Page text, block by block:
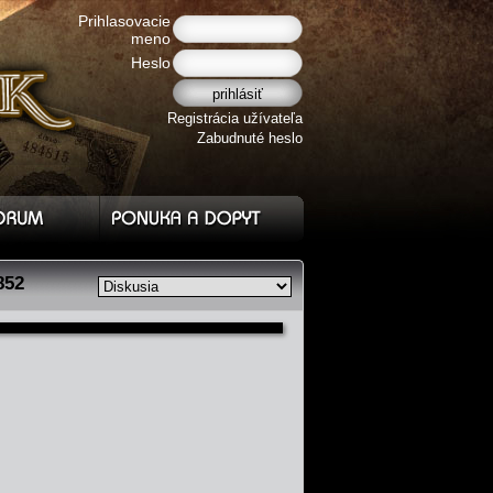
Prihlasovacie
meno
Heslo
Registrácia užívateľa
Zabudnuté heslo